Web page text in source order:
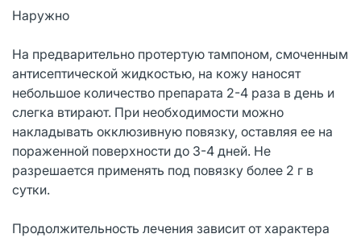
Наружно
На предварительно протертую тампоном, смоченным
антисептической жидкостью, на кожу наносят
небольшое количество препарата 2-4 раза в день и
слегка втирают. При необходимости можно
накладывать окклюзивную повязку, оставляя ее на
пораженной поверхности до 3-4 дней. Не
разрешается применять под повязку более 2 г в
сутки.
Продолжительность лечения зависит от характера